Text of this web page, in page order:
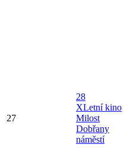
27
28
XLetní kino
Milost
Dobřany
náměstí